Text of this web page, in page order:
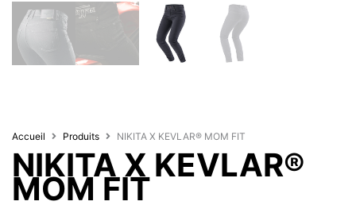
Accueil Produits NIKITA X KEVLAR® MOM FIT
NIKITA X KEVLAR®
MOM FIT